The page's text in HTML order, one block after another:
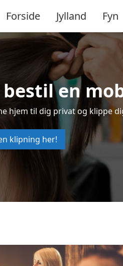
Forside Jylland Fyn
en
hjem til dig privat og klippe
klipning her!